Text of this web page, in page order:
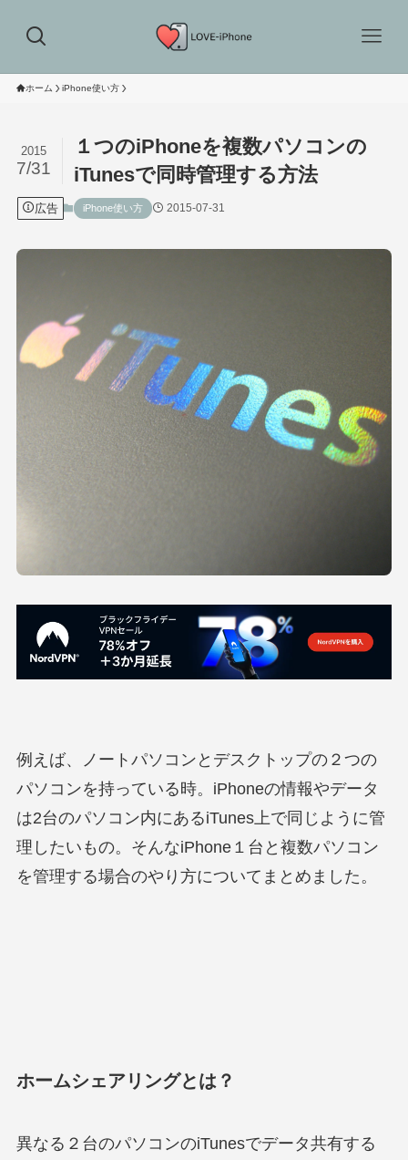
ホーム iPhone使い方
１つのiPhoneを複数パソコンの
iTunesで同時管理する方法
2015
7/31
広告 iPhone使い方 2015-07-31
例えば、ノートパソコンとデスクトップの２つの
パソコンを持っている時。iPhoneの情報やデータ
は2台のパソコン内にあるiTunes上で同じように管
理したいもの。そんなiPhone１台と複数パソコン
を管理する場合のやり方についてまとめました。
ホームシェアリングとは？
異なる２台のパソコンのiTunesでデータ共有する